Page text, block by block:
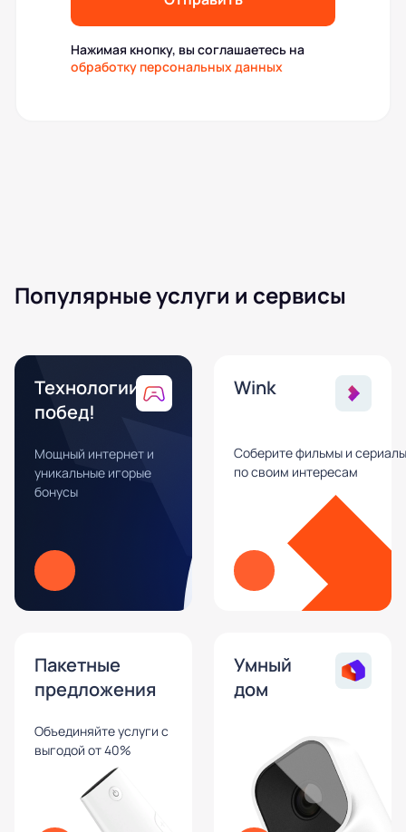
Нажимая кнопку, вы соглашаетесь на
обработку персональных данных
Популярные услуги и сервисы
Технологии
побед!
Мощный интернет и
уникальные игорые
бонусы
Wink
Соберите фильмы и сериалы
по своим интересам
Пакетные
предложения
Объединяйте услуги с
выгодой от 40%
Умный
дом